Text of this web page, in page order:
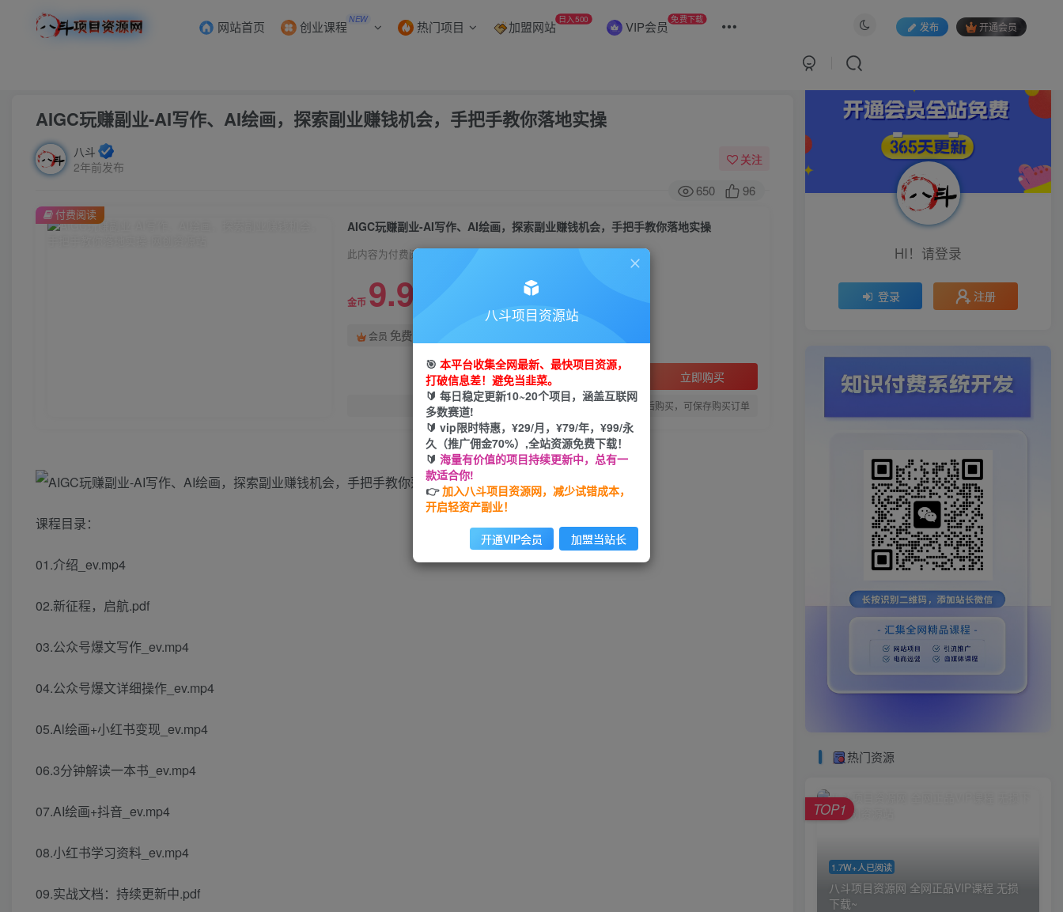
网站首页 创业课程 NEW 热门项目 加盟网站 日入500 VIP会员 免费下载
发布 开通会员
AIGC玩赚副业-AI写作、AI绘画，探索副业赚钱机会，手把手教你落地实操
八斗
2年前发布
关注
650 96
AIGC玩赚副业-AI写作、AI绘画，探索副业赚钱机会，手把手教你落地实操
此内容为付费阅读，请付费后查看
金币 9.9
会员 免费
立即购买
您当前未登录！建议登陆后购买，可保存购买订单
付费阅读
课程目录：
01.介绍_ev.mp4
02.新征程，启航.pdf
03.公众号爆文写作_ev.mp4
04.公众号爆文详细操作_ev.mp4
05.Al绘画+小红书变现_ev.mp4
06.3分钟解读一本书_ev.mp4
07.AI绘画+抖音_ev.mp4
08.小红书学习资料_ev.mp4
09.实战文档：持续更新中.pdf
HI！请登录
登录 注册
热门资源
1.7W+人已阅读
八斗项目资源网 全网正品VIP课程 无损
下载~
TOP1
八斗项目资源站
🎯 本平台收集全网最新、最快项目资源，
打破信息差！避免当韭菜。
🔰 每日稳定更新10~20个项目，涵盖互联网
多数赛道!
🔰 vip限时特惠，¥29/月，¥79/年，¥99/永
久（推广佣金70%）,全站资源免费下载！
🔰 海量有价值的项目持续更新中，总有一
款适合你!
👉加入八斗项目资源网，减少试错成本，
开启轻资产副业！
开通VIP会员 加盟当站长